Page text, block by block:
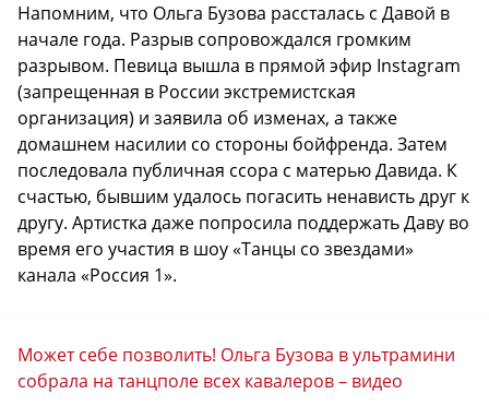
Напомним, что Ольга Бузова рассталась с Давой в
начале года. Разрыв сопровождался громким
разрывом. Певица вышла в прямой эфир Instagram
(запрещенная в России экстремистская
организация) и заявила об изменах, а также
домашнем насилии со стороны бойфренда. Затем
последовала публичная ссора с матерью Давида. К
счастью, бывшим удалось погасить ненависть друг к
другу. Артистка даже попросила поддержать Даву во
время его участия в шоу «Танцы со звездами»
канала «Россия 1».
Может себе позволить! Ольга Бузова в ультрамини
собрала на танцполе всех кавалеров – видео